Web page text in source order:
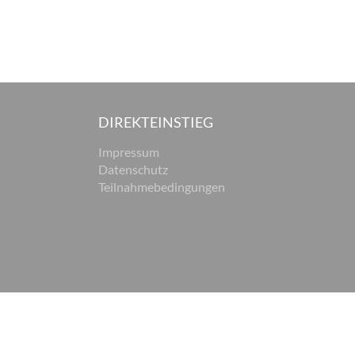
DIREKTEINSTIEG
Impressum
Datenschutz
Teilnahmebedingungen